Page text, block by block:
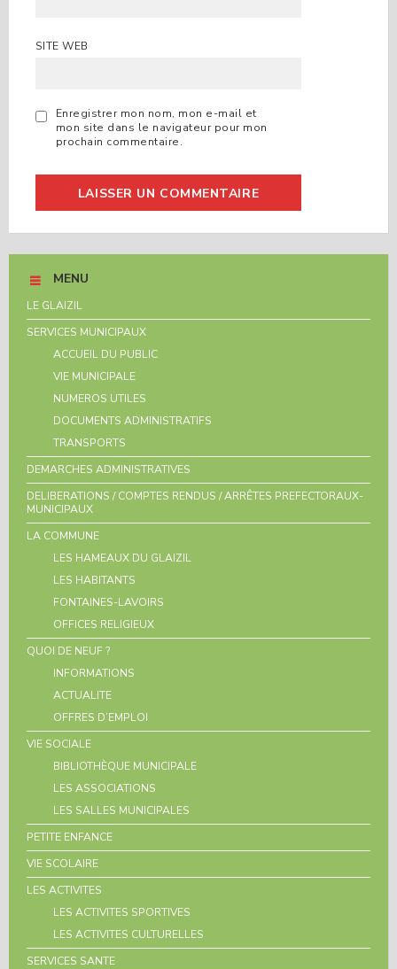
SITE WEB
Enregistrer mon nom, mon e-mail et
mon site dans le navigateur pour mon
prochain commentaire.
MENU
LE GLAIZIL
SERVICES MUNICIPAUX
ACCUEIL DU PUBLIC
VIE MUNICIPALE
NUMEROS UTILES
DOCUMENTS ADMINISTRATIFS
TRANSPORTS
DEMARCHES ADMINISTRATIVES
DELIBERATIONS / COMPTES RENDUS / ARRÊTES PREFECTORAUX-
MUNICIPAUX
LA COMMUNE
LES HAMEAUX DU GLAIZIL
LES HABITANTS
FONTAINES-LAVOIRS
OFFICES RELIGIEUX
QUOI DE NEUF ?
INFORMATIONS
ACTUALITE
OFFRES D’EMPLOI
VIE SOCIALE
BIBLIOTHÈQUE MUNICIPALE
LES ASSOCIATIONS
LES SALLES MUNICIPALES
PETITE ENFANCE
VIE SCOLAIRE
LES ACTIVITES
LES ACTIVITES SPORTIVES
LES ACTIVITES CULTURELLES
SERVICES SANTE